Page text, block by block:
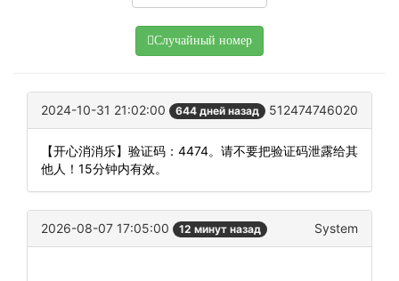
Случайный номер
2024-10-31 21:02:00 644 дней назад 512474746020
【开心消消乐】验证码：4474。请不要把验证码泄露给其
他人！15分钟内有效。
2026-08-07 17:05:00 12 минут назад System